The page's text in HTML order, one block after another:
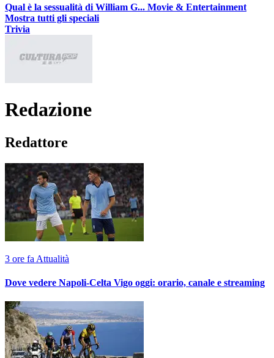
Qual è la sessualità di William G... Movie & Entertainment
Mostra tutti gli speciali
Trivia
Redazione
Redattore
3 ore fa Attualità
Dove vedere Napoli-Celta Vigo oggi: orario, canale e streaming